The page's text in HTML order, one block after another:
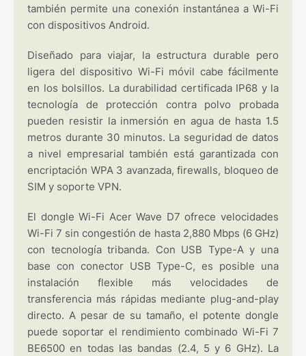
también permite una conexión instantánea a Wi-Fi
con dispositivos Android.
Diseñado para viajar, la estructura durable pero
ligera del dispositivo Wi-Fi móvil cabe fácilmente
en los bolsillos. La durabilidad certificada IP68 y la
tecnología de protección contra polvo probada
pueden resistir la inmersión en agua de hasta 1.5
metros durante 30 minutos. La seguridad de datos
a nivel empresarial también está garantizada con
encriptación WPA 3 avanzada, firewalls, bloqueo de
SIM y soporte VPN.
El dongle Wi-Fi Acer Wave D7 ofrece velocidades
Wi-Fi 7 sin congestión de hasta 2,880 Mbps (6 GHz)
con tecnología tribanda. Con USB Type-A y una
base con conector USB Type-C, es posible una
instalación flexible más velocidades de
transferencia más rápidas mediante plug-and-play
directo. A pesar de su tamaño, el potente dongle
puede soportar el rendimiento combinado Wi-Fi 7
BE6500 en todas las bandas (2.4, 5 y 6 GHz). La